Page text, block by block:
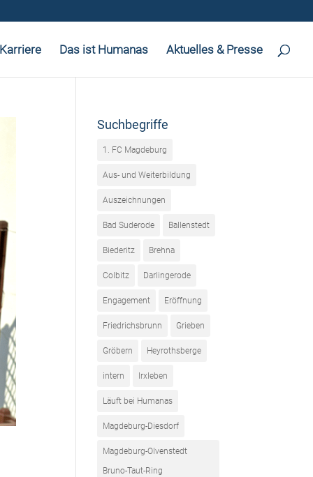
Das ist Humanas Aktuelles & Presse
Suchbegriffe
1. FC Magdeburg
Aus- und Weiterbildung
Auszeichnungen
Bad Suderode Ballenstedt
Biederitz Brehna
Colbitz Darlingerode
Engagement Eröffnung
Friedrichsbrunn Grieben
Gröbern Heyrothsberge
intern Irxleben
Läuft bei Humanas
Magdeburg-Diesdorf
Magdeburg-Olvenstedt
Bruno-Taut-Ring